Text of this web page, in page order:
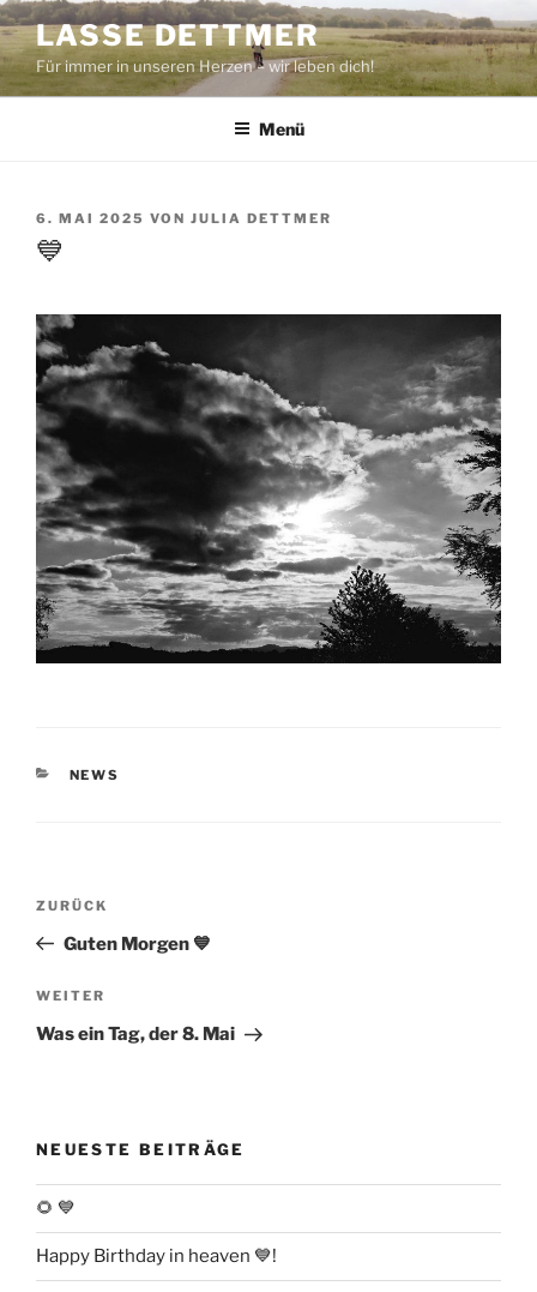
Zum
Inhalt
springen
LASSE DETTMER
Für immer in unseren Herzen – wir leben dich!
Menü
VERÖFFENTLICHT
AM
6. MAI 2025 VON JULIA DETTMER
💙
KATEGORIEN
NEWS
Beitragsnavigation
Vorheriger
Beitrag
ZURÜCK
Guten Morgen 💙
Nächster
Beitrag
WEITER
Was ein Tag, der 8. Mai
NEUESTE BEITRÄGE
🌻 💙
Happy Birthday in heaven 💙!